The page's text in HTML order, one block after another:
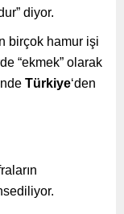
diyor.
birçok hamur işi
“ekmek” olarak
Türkiye‘den